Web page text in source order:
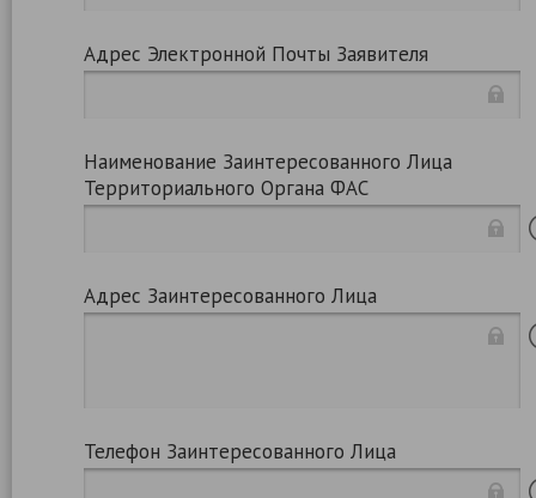
Адрес Электронной Почты Заявителя
Наименование Заинтересованного Лица
Территориального Органа ФАС
Адрес Заинтересованного Лица
Телефон Заинтересованного Лица